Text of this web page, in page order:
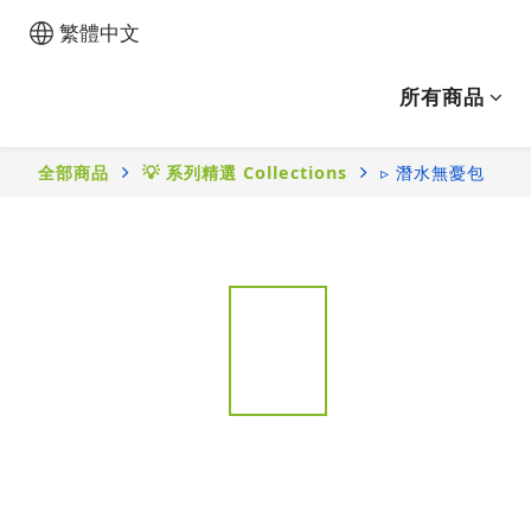
繁體中文
所有商品
全部商品 💡 系列精選 Collections ▹ 潛水無憂包